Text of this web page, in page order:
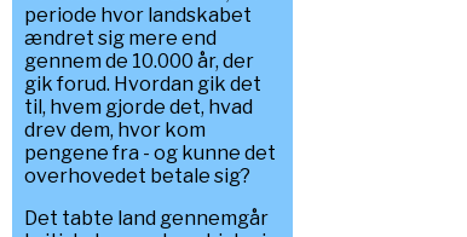
periode hvor landskabet
ændret sig mere end
gennem de 10.000 år, der
gik forud. Hvordan gik det
til, hvem gjorde det, hvad
drev dem, hvor kom
pengene fra - og kunne det
overhovedet betale sig?
Det tabte land gennemgår